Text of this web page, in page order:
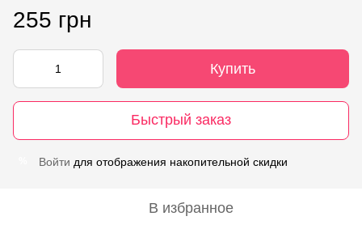
255 грн
Купить
Быстрый заказ
Войти для отображения накопительной скидки
В избранное